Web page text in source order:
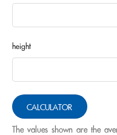
height
CALCULATOR
The values ​​shown are the